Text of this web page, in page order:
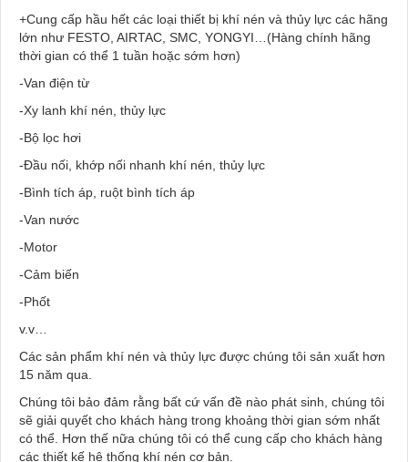
+Cung cấp hầu hết các loại thiết bị khí nén và thủy lực các hãng
lớn như FESTO, AIRTAC, SMC, YONGYI…(Hàng chính hãng
thời gian có thể 1 tuần hoặc sớm hơn)
-Van điện từ
-Xy lanh khí nén, thủy lực
-Bộ lọc hơi
-Đầu nối, khớp nối nhanh khí nén, thủy lực
-Bình tích áp, ruột bình tích áp
-Van nước
-Motor
-Cảm biến
-Phốt
v.v…
Các sản phẩm khí nén và thủy lực được chúng tôi sản xuất hơn
15 năm qua.
Chúng tôi bảo đảm rằng bất cứ vấn đề nào phát sinh, chúng tôi
sẽ giải quyết cho khách hàng trong khoảng thời gian sớm nhất
có thể. Hơn thế nữa chúng tôi có thể cung cấp cho khách hàng
các thiết kế hệ thống khí nén cơ bản.